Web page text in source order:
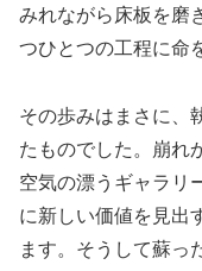
みれながら床板を磨
つひとつの工程に命
その歩みはまさに、
たものでした。崩れ
空気の漂うギャラリ
に新しい価値を見出
ます。そうして蘇っ